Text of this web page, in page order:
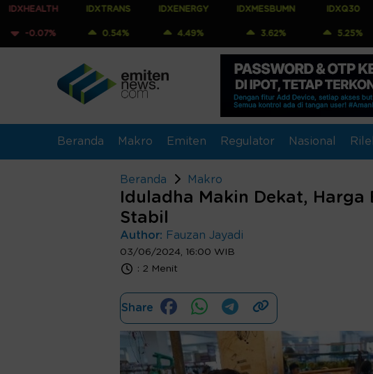
IDXTRANS
0.54%
IDXENERGY
4.49%
IDXMESBUMN
3.62%
IDXQ30
5.25%
Beranda Makro Emiten Regulator Nasional
Beranda Makro
Iduladha Makin Dekat, Harga
Stabil
Author: Fauzan Jayadi
03/06/2024, 16:00 WIB
: 2 Menit
Share